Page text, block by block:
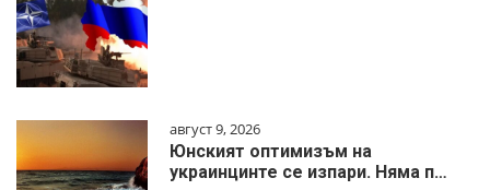
август 9, 2026
Юнският оптимизъм на
украинцинте се изпари. Няма п…